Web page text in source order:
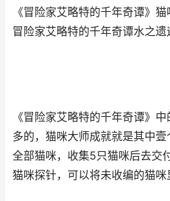
《冒险家艾略特的千年奇谭》
冒险家艾略特的千年奇谭水之遗
《冒险家艾略特的千年奇谭》
多的，猫咪大师成就就是其中
全部猫咪，收集5只猫咪后去交
猫咪探针，可以将未收编的猫咪